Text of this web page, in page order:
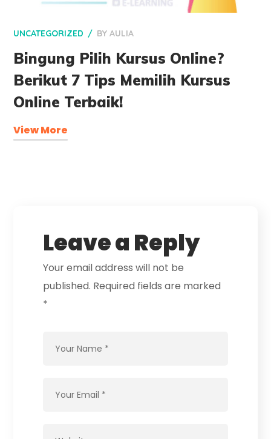
UNCATEGORIZED BYAULIA
Bingung Pilih Kursus Online?
Berikut 7 Tips Memilih Kursus
Online Terbaik!
View More
Leave a Reply
Your email address will not be
published. Required fields are marked
*